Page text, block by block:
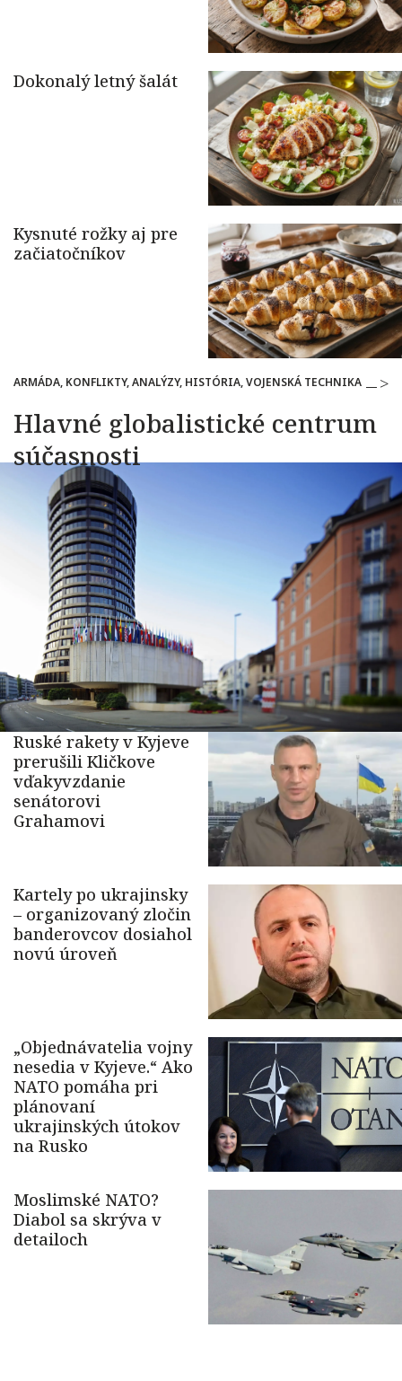
ARMÁDA, KONFLIKTY, ANALÝZY, HISTÓRIA, VOJENSKÁ TECHNIKA